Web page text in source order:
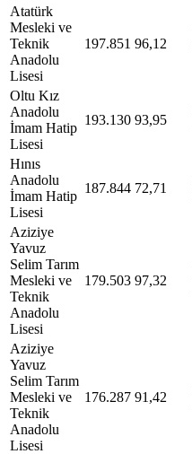
Atatürk
Mesleki ve
Teknik
Anadolu
Lisesi
197.851 96,12
Oltu Kız
Anadolu
İmam Hatip
Lisesi
193.130 93,95
Hınıs
Anadolu
İmam Hatip
Lisesi
187.844 72,71
Aziziye
Yavuz
Selim Tarım
Mesleki ve
Teknik
Anadolu
Lisesi
179.503 97,32
Aziziye
Yavuz
Selim Tarım
Mesleki ve
Teknik
Anadolu
Lisesi
176.287 91,42